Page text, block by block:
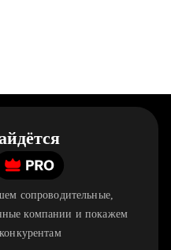
сопроводительные,
компании и покажем